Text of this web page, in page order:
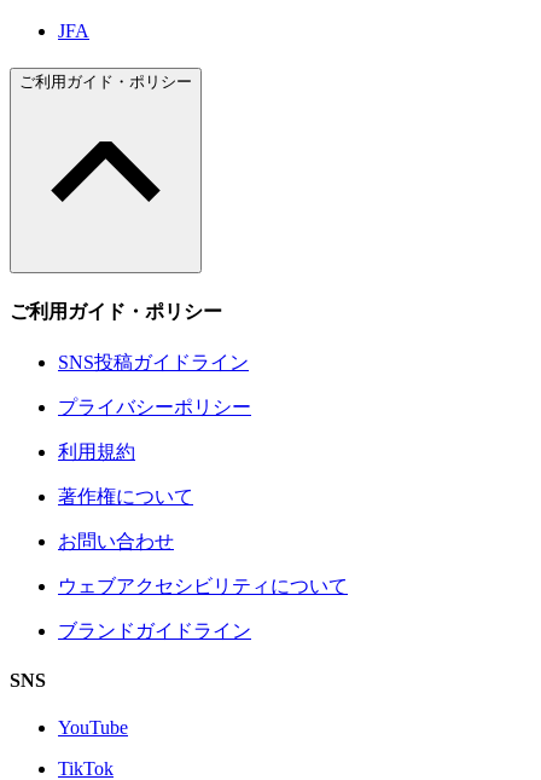
JFA
ご利用ガイド・ポリシー
ご利用ガイド・ポリシー
SNS投稿ガイドライン
プライバシーポリシー
利用規約
著作権について
お問い合わせ
ウェブアクセシビリティについて
ブランドガイドライン
SNS
YouTube
TikTok